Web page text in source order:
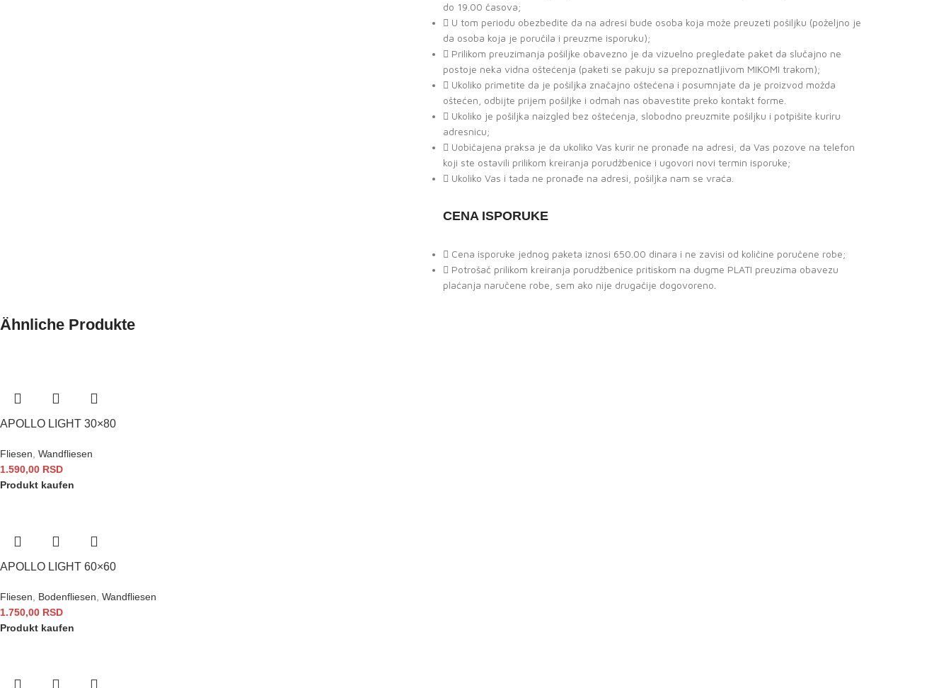
do 19.00 časova;
U tom periodu obezbedite da na adresi bude osoba koja može preuzeti pošiljku (poželjno je
da osoba koja je poručila i preuzme isporuku);
Prilikom preuzimanja pošiljke obavezno je da vizuelno pregledate paket da slučajno ne
postoje neka vidna oštećenja (paketi se pakuju sa prepoznatljivom MIKOMI trakom);
Ukoliko primetite da je pošiljka značajno oštećena i posumnjate da je proizvod možda
oštećen, odbijte prijem pošiljke i odmah nas obavestite preko kontakt forme.
Ukoliko je pošiljka naizgled bez oštećenja, slobodno preuzmite pošiljku i potpišite kuriru
adresnicu;
Uobičajena praksa je da ukoliko Vas kurir ne pronađe na adresi, da Vas pozove na telefon
koji ste ostavili prilikom kreiranja porudžbenice i ugovori novi termin isporuke;
Ukoliko Vas i tada ne pronađe na adresi, pošiljka nam se vraća.
CENA ISPORUKE
Cena isporuke jednog paketa iznosi 650.00 dinara i ne zavisi od količine poručene robe;
Potrošač prilikom kreiranja porudžbenice pritiskom na dugme PLATI preuzima obavezu
plaćanja naručene robe, sem ako nije drugačije dogovoreno.
Ähnliche Produkte
APOLLO LIGHT 30×80
Fliesen Wandfliesen
1.590,00 RSD
Produkt kaufen
APOLLO LIGHT 60×60
Fliesen Bodenfliesen Wandfliesen
1.750,00 RSD
Produkt kaufen